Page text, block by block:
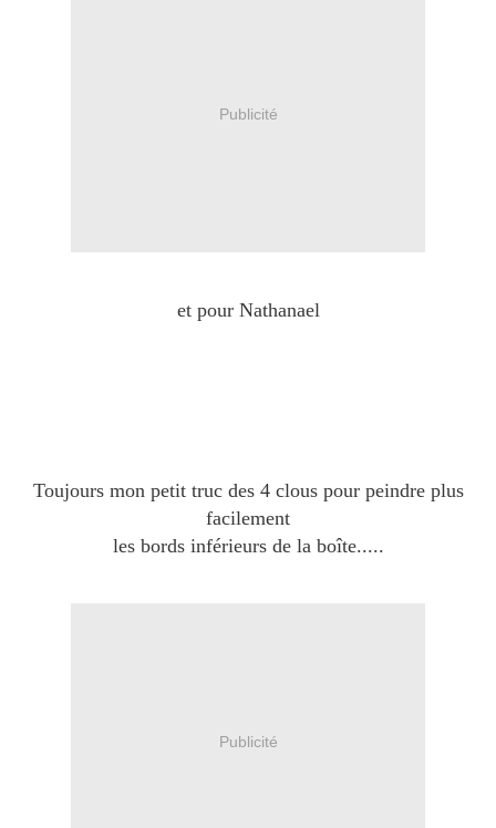
Publicité
et pour Nathanael
Toujours mon petit truc des 4 clous pour peindre plus
facilement
les bords inférieurs de la boîte.....
Publicité